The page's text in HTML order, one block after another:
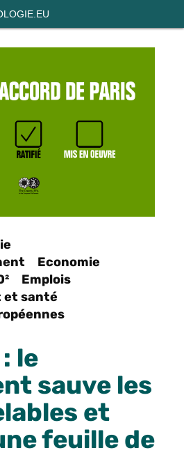
Economie
Emplois
et santé
le
sauve les
et
feuille de